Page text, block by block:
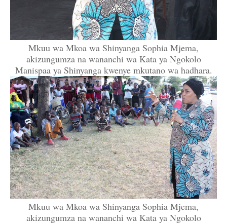
Mkuu wa Mkoa wa Shinyanga Sophia Mjema,
akizungumza na wananchi wa Kata ya Ngokolo
Manispaa ya Shinyanga kwenye mkutano wa hadhara.
Mkuu wa Mkoa wa Shinyanga Sophia Mjema,
akizungumza na wananchi wa Kata ya Ngokolo